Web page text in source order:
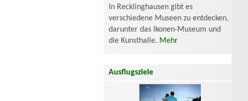
In Recklinghausen gibt es
verschiedene Museen zu entdecken,
darunter das Ikonen-Museum und
die Kunsthalle. Mehr
Ausflugsziele